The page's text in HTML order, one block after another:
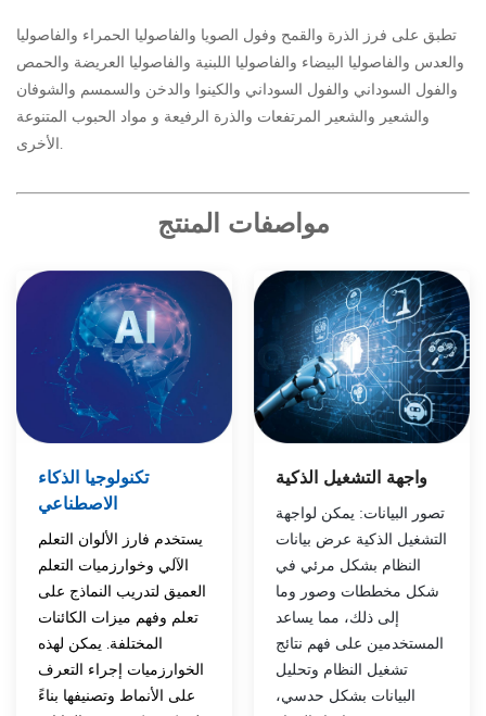
تطبق على فرز الذرة والقمح وفول الصويا والفاصوليا الحمراء والفاصوليا
والعدس والفاصوليا البيضاء والفاصوليا اللبنية والفاصوليا العريضة والحمص
والفول السوداني والفول السوداني والكينوا والدخن والسمسم والشوفان
والشعير والشعير المرتفعات والذرة الرفيعة و مواد الحبوب المتنوعة
الأخرى.
مواصفات المنتج
تكنولوجيا الذكاء
الاصطناعي
يستخدم فارز الألوان التعلم
الآلي وخوارزميات التعلم
العميق لتدريب النماذج على
تعلم وفهم ميزات الكائنات
المختلفة. يمكن لهذه
الخوارزميات إجراء التعرف
على الأنماط وتصنيفها بناءً
واجهة التشغيل الذكية
تصور البيانات: يمكن لواجهة
التشغيل الذكية عرض بيانات
النظام بشكل مرئي في
شكل مخططات وصور وما
إلى ذلك، مما يساعد
المستخدمين على فهم نتائج
تشغيل النظام وتحليل
البيانات بشكل حدسي،